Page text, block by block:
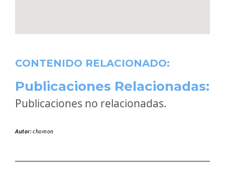
CONTENIDO RELACIONADO:
Publicaciones Relacionadas:
Publicaciones no relacionadas.
Autor:chomon